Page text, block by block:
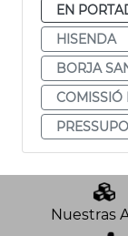
EN
HISENDA
BORJA
COMISSIÓ
Nuestras